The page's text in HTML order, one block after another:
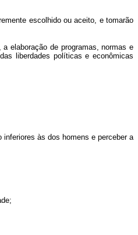
escolhido ou aceito, e tomarão
elaboração de programas, normas e
liberdades políticas e econômicas
às dos homens e perceber a